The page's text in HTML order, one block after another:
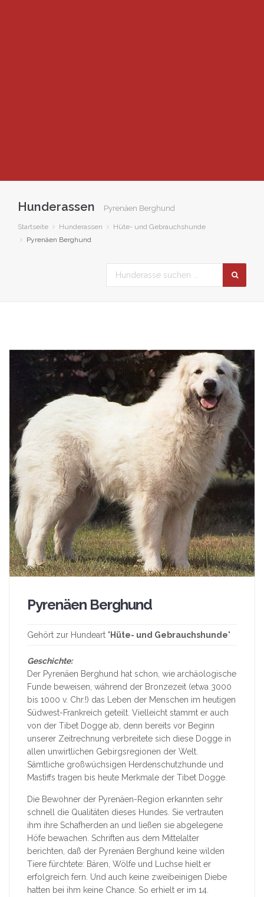
Hunderassen Pyrenäen Berghund
Startseite Hunderassen
Hüte- und Gebrauchshunde
Pyrenäen Berghund
Pyrenäen Berghund
Gehört zur Hundeart " Hüte- und Gebrauchshunde"
Geschichte:
Der Pyrenäen Berghund hat schon, wie archäologische
Funde beweisen, während der Bronzezeit (etwa 3000
bis 1000 v. Chr.!) das Leben der Menschen im heutigen
Südwest-Frankreich geteilt. Vielleicht stammt er auch
von der Tibet Dogge ab, denn bereits vor Beginn
unserer Zeitrechnung verbreitete sich diese Dogge in
allen unwirtlichen Gebirgsregionen der Welt.
Sämtliche großwüchsigen Herdenschutzhunde und
Mastiffs tragen bis heute Merkmale der Tibet Dogge.
Die Bewohner der Pyrenäen-Region erkannten sehr
schnell die Qualitäten dieses Hundes. Sie vertrauten
ihm ihre Schafherden an und ließen sie abgelegene
Höfe bewachen. Schriften aus dem Mittelalter
berichten, daß der Pyrenäen Berghund keine wilden
Tiere fürchtete: Bären, Wölfe und Luchse hielt er
erfolgreich fern. Und auch keine zweibeinigen Diebe
hatten bei ihm keine Chance. So erhielt er im 14.